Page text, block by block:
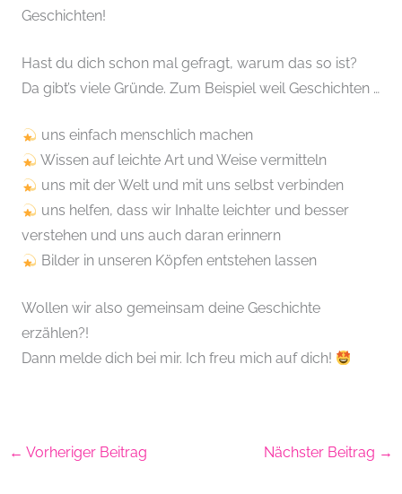
Geschichten!
Hast du dich schon mal gefragt, warum das so ist?
Da gibt’s viele Gründe. Zum Beispiel weil Geschichten …
uns einfach menschlich machen
Wissen auf leichte Art und Weise vermitteln
uns mit der Welt und mit uns selbst verbinden
uns helfen, dass wir Inhalte leichter und besser
verstehen und uns auch daran erinnern
Bilder in unseren Köpfen entstehen lassen
Wollen wir also gemeinsam deine Geschichte
erzählen?!
Dann melde dich bei mir. Ich freu mich auf dich!
← Vorheriger Beitrag Nächster Beitrag →